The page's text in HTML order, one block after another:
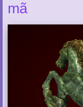
mã